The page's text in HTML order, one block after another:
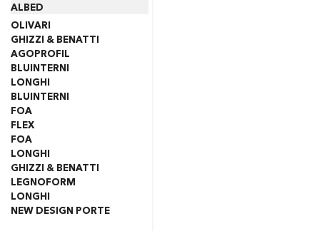
ALBED
OLIVARI
GHIZZI & BENATTI
AGOPROFIL
BLUINTERNI
LONGHI
BLUINTERNI
FOA
FLEX
FOA
LONGHI
GHIZZI & BENATTI
LEGNOFORM
LONGHI
NEW DESIGN PORTE